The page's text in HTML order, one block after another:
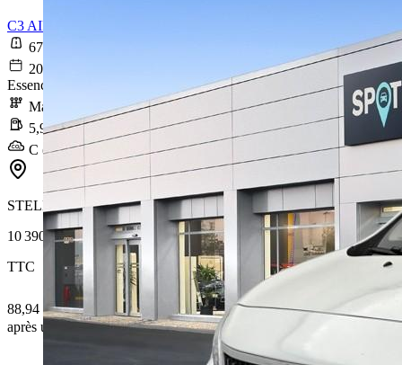
C3 AIRCROSS PureTech 110 S&S BVM6 Shine Business
67 054 km
2020-11-26
Essence sans plomb
Manuelle
5,9 l/100km
C (134 g/km)
STELLANTIS &YOU MARSEILLE MICHELET
10 390 €
TTC
88,94 € /Mois
après un premier loyer de 3 117 €